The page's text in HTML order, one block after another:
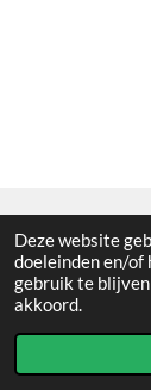
Deze website
doeleinden en/
gebruik te
akkoord.
Algemene
© 2021 - RC en